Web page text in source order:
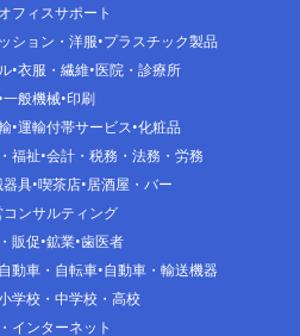
フィスサポート
ション・洋服 プラスチック製品
衣服・繊維 医院・診療所
一般機械 印刷
運輸付帯サービス 化粧品
福祉 会計・税務・法務・労務
器具 喫茶店 居酒屋・バー
コンサルティング
販促 鉱業 歯医者
自動車・自転車 自動車・輸送機器
学校・中学校・高校
インターネット